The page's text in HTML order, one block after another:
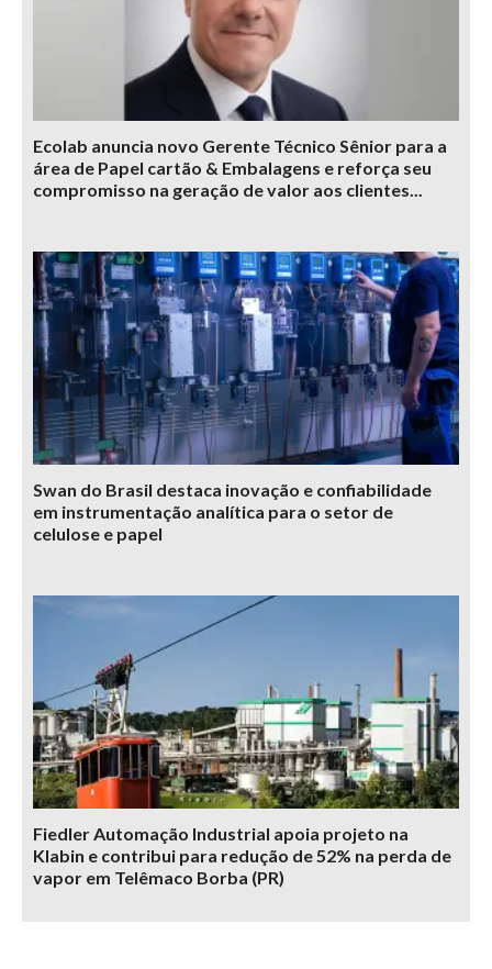
Ecolab anuncia novo Gerente Técnico Sênior para a
área de Papel cartão & Embalagens e reforça seu
compromisso na geração de valor aos clientes...
Swan do Brasil destaca inovação e confiabilidade
em instrumentação analítica para o setor de
celulose e papel
Fiedler Automação Industrial apoia projeto na
Klabin e contribui para redução de 52% na perda de
vapor em Telêmaco Borba (PR)